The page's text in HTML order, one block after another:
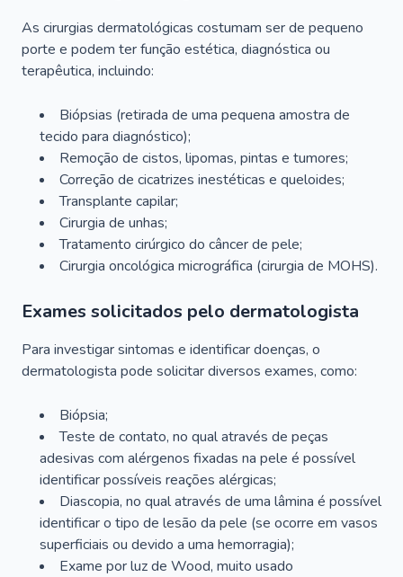
As cirurgias dermatológicas costumam ser de pequeno
porte e podem ter função estética, diagnóstica ou
terapêutica, incluindo:
Biópsias (retirada de uma pequena amostra de
tecido para diagnóstico);
Remoção de cistos, lipomas, pintas e tumores;
Correção de cicatrizes inestéticas e queloides;
Transplante capilar;
Cirurgia de unhas;
Tratamento cirúrgico do câncer de pele;
Cirurgia oncológica micrográfica (cirurgia de MOHS).
Exames solicitados pelo dermatologista
Para investigar sintomas e identificar doenças, o
dermatologista pode solicitar diversos exames, como:
Biópsia;
Teste de contato, no qual através de peças
adesivas com alérgenos fixadas na pele é possível
identificar possíveis reações alérgicas;
Diascopia, no qual através de uma lâmina é possível
identificar o tipo de lesão da pele (se ocorre em vasos
superficiais ou devido a uma hemorragia);
Exame por luz de Wood, muito usado